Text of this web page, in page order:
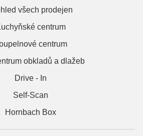
všech prodejen
centrum
centrum
obkladů a dlažeb
Drive - In
Self-Scan
Hornbach Box